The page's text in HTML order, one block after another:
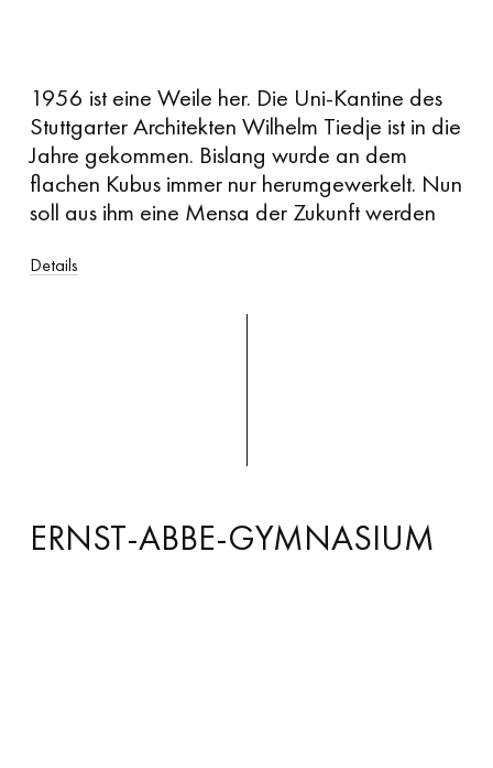
1956 ist eine Weile her. Die Uni-Kantine des
Stuttgarter Architekten Wilhelm Tiedje ist in die
Jahre gekommen. Bislang wurde an dem
flachen Kubus immer nur herumgewerkelt. Nun
soll aus ihm eine Mensa der Zukunft werden
Details
ERNST-ABBE-GYMNASIUM